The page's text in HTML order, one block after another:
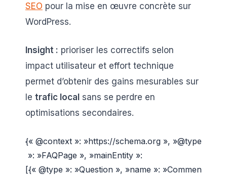
SEO pour la mise en œuvre concrète sur
WordPress.
Insight : prioriser les correctifs selon
impact utilisateur et effort technique
permet d’obtenir des gains mesurables sur
le trafic local sans se perdre en
optimisations secondaires.
{« @context »: »https://schema.org », »@type
»: »FAQPage », »mainEntity »:
[{« @type »: »Question », »name »: »Commen